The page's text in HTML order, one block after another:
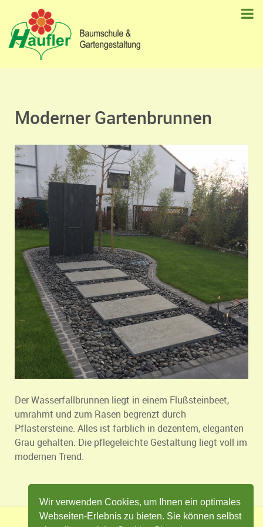
Wir verwenden Cookies, um Ihnen ein optimales
Webseiten-Erlebnis zu bieten. Sie können selbst
Moderner Gartenbrunnen
Der Wasserfallbrunnen liegt in einem Flußsteinbeet,
umrahmt und zum Rasen begrenzt durch
Pflastersteine. Alles ist farblich in dezentem, eleganten
Grau gehalten. Die pflegeleichte Gestaltung liegt voll im
modernen Trend.